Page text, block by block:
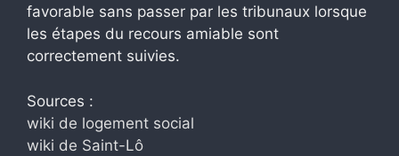
favorable sans passer par les tribunaux lorsque
les étapes du recours amiable sont
correctement suivies.
Sources :
wiki de logement social
wiki de Saint-Lô